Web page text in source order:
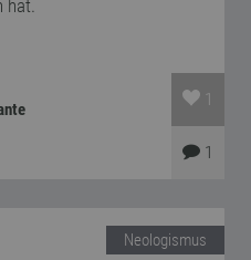
hat.
1
1
Neologismus